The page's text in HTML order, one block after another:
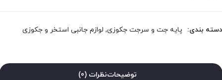
بندی: پایه جت و سرجت جکوزی, لوازم جانبی استخر و جکوزی
توضیحاتنظرات (0)